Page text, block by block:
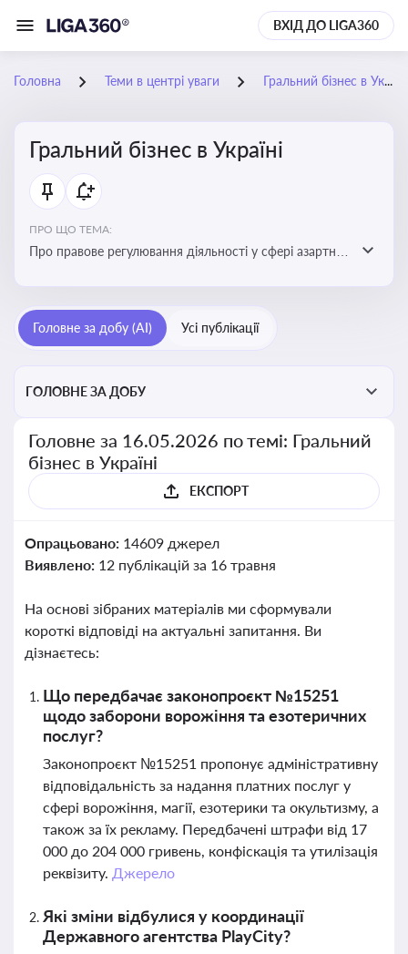
ВХІД ДО LIGA360
Головна Теми в центрі уваги Гральний бізнес в Україні
Гральний бізнес в Україні
ПРО ЩО ТЕМА:
Про правове регулювання діяльності у сфері азартних
реальні кейси
Головне за добу (AI) Усі публікації
ГОЛОВНЕ ЗА ДОБУ
Головне за 16.05.2026 по темі: Гральний
бізнес в Україні
ЕКСПОРТ
Опрацьовано: 14609 джерел
Виявлено: 12 публікацій за 16 травня
На основі зібраних матеріалів ми сформували
короткі відповіді на актуальні запитання. Ви
дізнаєтесь:
Що передбачає законопроєкт №15251
щодо заборони ворожіння та езотеричних
послуг?
Законопроєкт №15251 пропонує адміністративну
відповідальність за надання платних послуг у
сфері ворожіння, магії, езотерики та окультизму, а
також за їх рекламу. Передбачені штрафи від 17
000 до 204 000 гривень, конфіскація та утилізація
реквізиту. Джерело
Які зміни відбулися у координації
Державного агентства PlayCity?